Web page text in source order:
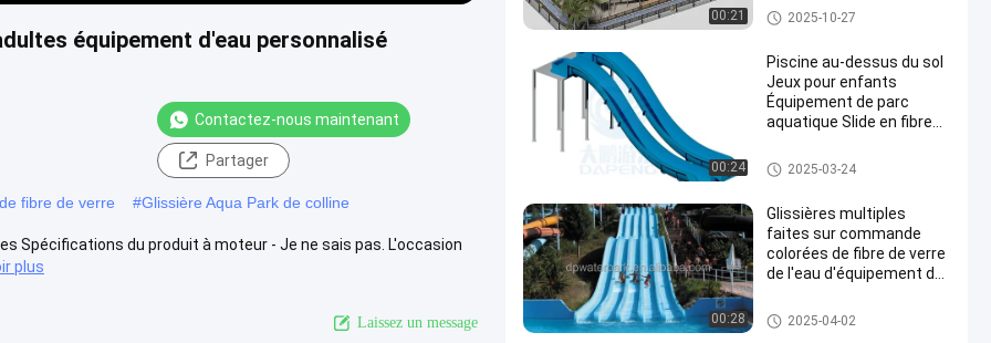
équipement d'eau personnalisé
Contactez-nous maintenant
Partager
fibre de verre #Glissière Aqua Park de colline
Spécifications du produit à moteur - Je ne sais pas. L'occasion
plus
Laissez un message
00:21
les âges
Aqua Park
2025-10-27
00:24
Piscine au-dessus du sol
Jeux pour enfants
Équipement de parc
aquatique Slide en fibre
Glissière d'eau de piscine
2025-03-24
00:28
Glissières multiples
faites sur commande
colorées de fibre de verre
de l'eau d'équipement de
piscine
commerciale/maison
Glissière de parc aquatique
2025-04-02